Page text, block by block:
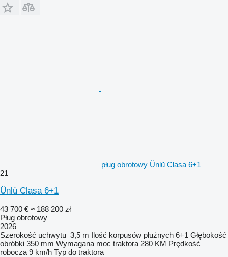
pług obrotowy Ünlü Clasa 6+1
21
Ünlü Clasa 6+1
43 700 € ≈ 188 200 zł
Pług obrotowy
2026
Szerokość uchwytu 3,5 m Ilość korpusów płużnych 6+1 Głębokość
obróbki 350 mm Wymagana moc traktora 280 KM Prędkość
robocza 9 km/h Typ do traktora